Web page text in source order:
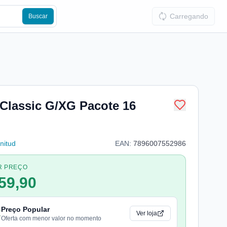
Buscar Carregando
G/XG Pacote 16
EAN: 7896007552986
PREÇO
Preço Popular
Oferta com menor valor no momento
Ver loja